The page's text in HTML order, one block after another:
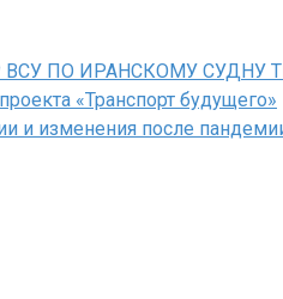
ПО ИРАНСКОМУ СУДНУ
«Транспорт будущего»
и изменения после